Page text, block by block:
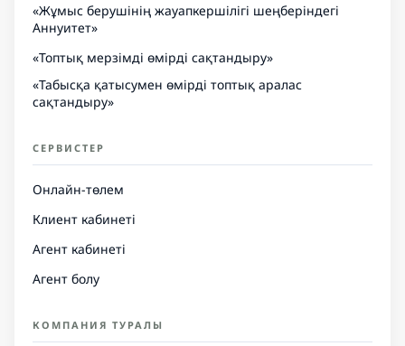
«Жұмыс берушінің жауапкершілігі шеңберіндегі
Аннуитет»
«Топтық мерзімді өмірді сақтандыру»
«Табысқа қатысумен өмірді топтық аралас
сақтандыру»
СЕРВИСТЕР
Онлайн-төлем
Клиент кабинеті
Агент кабинеті
Агент болу
КОМПАНИЯ ТУРАЛЫ